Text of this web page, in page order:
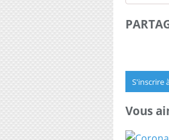
S'inscrire
Vous